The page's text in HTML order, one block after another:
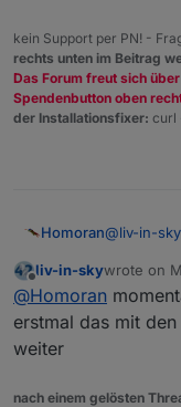
kein Support per PN! -
rechts unten im Beitrag
Das Forum freut sich
Spendenbutton oben
der Installationsfixer: curl
Homoran@liv-in-sky
da wollte
umgesetzt
der meint
Offline
liv-in-skywrote on
last edited
@Homoran
erstmal das mit
weiter
nach einem gelösten